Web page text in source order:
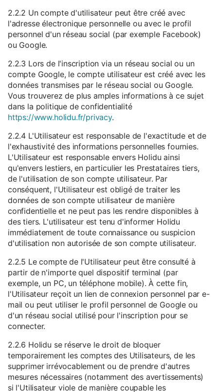
2.2.2 Un compte d'utilisateur peut être créé avec
l'adresse électronique personnelle ou avec le profil
personnel d'un réseau social (par exemple Facebook)
ou Google.
2.2.3 Lors de l'inscription via un réseau social ou un
compte Google, le compte utilisateur est créé avec les
données transmises par le réseau social ou Google.
Vous trouverez de plus amples informations à ce sujet
dans la politique de confidentialité
https://www.holidu.fr/privacy.
2.2.4 L'Utilisateur est responsable de l'exactitude et de
l'exhaustivité des informations personnelles fournies.
L'Utilisateur est responsable envers Holidu ainsi
qu'envers lestiers, en particulier les Prestataires tiers,
de l'utilisation de son compte utilisateur. Par
conséquent, l'Utilisateur est obligé de traiter les
données de son compte utilisateur de manière
confidentielle et ne peut pas les rendre disponibles à
des tiers. L'utilisateur est tenu d'informer Holidu
immédiatement de toute connaissance ou suspicion
d'utilisation non autorisée de son compte utilisateur.
2.2.5 Le compte de l'Utilisateur peut être consulté à
partir de n'importe quel dispositif terminal (par
exemple, un PC, un téléphone mobile). À cette fin,
l'Utilisateur reçoit un lien de connexion personnel par e-
mail ou peut utiliser le profil personnel de Google ou
d'un réseau social utilisé pour l'inscription pour se
connecter.
2.2.6 Holidu se réserve le droit de bloquer
temporairement les comptes des Utilisateurs, de les
supprimer irrévocablement ou de prendre d'autres
mesures nécessaires (notamment des avertissements)
si l'Utilisateur viole de manière coupable les